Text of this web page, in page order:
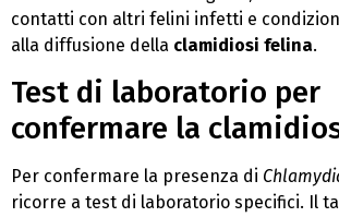
contatti con altri felini infetti e
alla diffusione della clamidiosi felina.
Test di laboratorio per
confermare la
Per confermare la presenza di
ricorre a test di laboratorio specifici. Il